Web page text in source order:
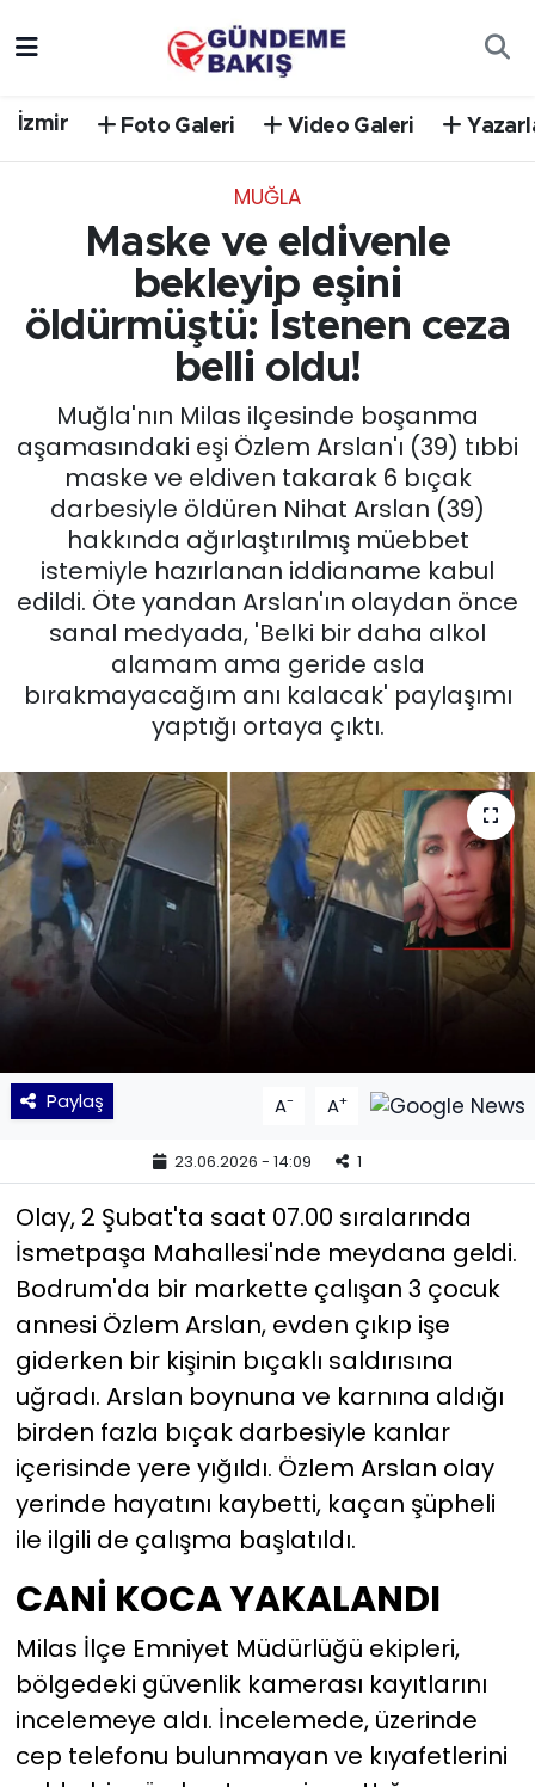
İzmir Foto Galeri Video Galeri
MUĞLA
Maske ve eldivenle
bekleyip eşini
öldürmüştü: İstenen ceza
belli oldu!
Muğla'nın Milas ilçesinde boşanma
aşamasındaki eşi Özlem Arslan'ı (39) tıbbi
maske ve eldiven takarak 6 bıçak
darbesiyle öldüren Nihat Arslan (39)
hakkında ağırlaştırılmış müebbet
istemiyle hazırlanan iddianame kabul
edildi. Öte yandan Arslan'ın olaydan önce
sanal medyada, 'Belki bir daha alkol
alamam ama geride asla
bırakmayacağım anı kalacak' paylaşımı
yaptığı ortaya çıktı.
Paylaş A- A+
23.06.2026 - 14:09 1
Olay, 2 Şubat'ta saat 07.00 sıralarında
İsmetpaşa Mahallesi'nde meydana geldi.
Bodrum'da bir markette çalışan 3 çocuk
annesi Özlem Arslan, evden çıkıp işe
giderken bir kişinin bıçaklı saldırısına
uğradı. Arslan boynuna ve karnına aldığı
birden fazla bıçak darbesiyle kanlar
içerisinde yere yığıldı. Özlem Arslan olay
yerinde hayatını kaybetti, kaçan şüpheli
ile ilgili de çalışma başlatıldı.
CANİ KOCA YAKALANDI
Milas İlçe Emniyet Müdürlüğü ekipleri,
bölgedeki güvenlik kamerası kayıtlarını
incelemeye aldı. İncelemede, üzerinde
cep telefonu bulunmayan ve kıyafetlerini
EĞİTİM
English News
GÜNCEL
KÜLTÜR SANAT
MAGAZİN
POLİTİKA
Siyaset
SPOR
TEKNOLOJİ
Yaşam
YEREL POLİTİKA
YEREL YÖNETİMLER
Yurt
Süper Lig Puan Durumu ve Fikstür
Tüm Manşetler
Haber Arşivi